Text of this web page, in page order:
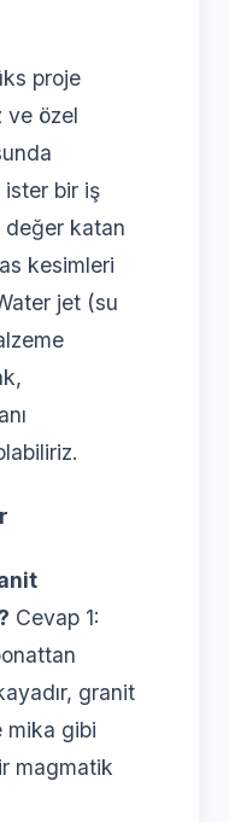
proje
ve özel
bir iş
değer katan
kesimleri
jet (su
Cevap 1:
granit
mika gibi
magmatik